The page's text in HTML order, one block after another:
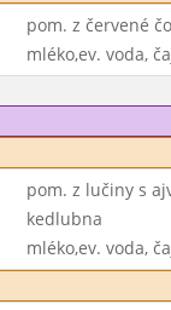
pom. z červené
mléko,ev. voda,
pom. z lučiny s
kedlubna
mléko,ev. voda,